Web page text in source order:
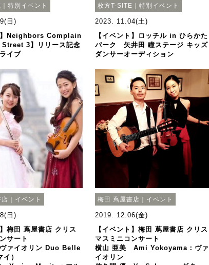
特別イベント
日)
】Neighbors Complain
Street 3】リリース記念
イブ
枚方T-SITE｜特別イベント
2023. 11.04(土)
【イベント】ロッチル in ひらかた
パーク 矢井田 瞳ステージ キッズ
ダンサーオーディション
｜イベント
日)
】梅田 蔦屋書店 クリス
サート
ァイオリン Duo Belle
）
梅田 蔦屋書店｜イベント
2019. 12.06(金)
【イベント】梅田 蔦屋書店 クリス
マスミニコンサート
横山 亜美 Ami Yokoyama：ヴァ
イオリン